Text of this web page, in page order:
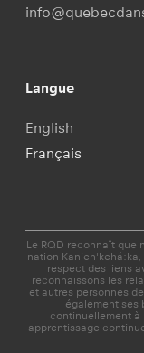
Langue
English
Français
Le RQD reconnaît que
nation Kanien'kehá:ka,
respect des liens
reconnaissons les
et autres personnes
également ses
continuellement à
apprentissage